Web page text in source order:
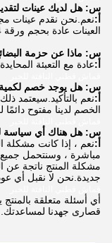
س: هل لديك عينات
أ:نعم.نحن نقدم عينات
العينات عادة بحجم ورقة A4 و 24 بوصة × 3 م لفة وما إلى ذلك.
س: ماذا عن حزمة
أ:عادة مع التعبئة
س: هل يوجد خصم لكمية
أ:نعم بالتأكيد.سيعتمد
الخصم لدينا مفتوح دائمًا
س: هل هناك أي سياسة
أ:نعم ، إذا كانت مشكلة
مباشرة ، وسنتحمل جميع
مشكلة المنتج ناتجة عن
جديدة.نحن لا نقبل أي
أي أسئلة متعلقة
قصارى جهدنا لمساعدتك.